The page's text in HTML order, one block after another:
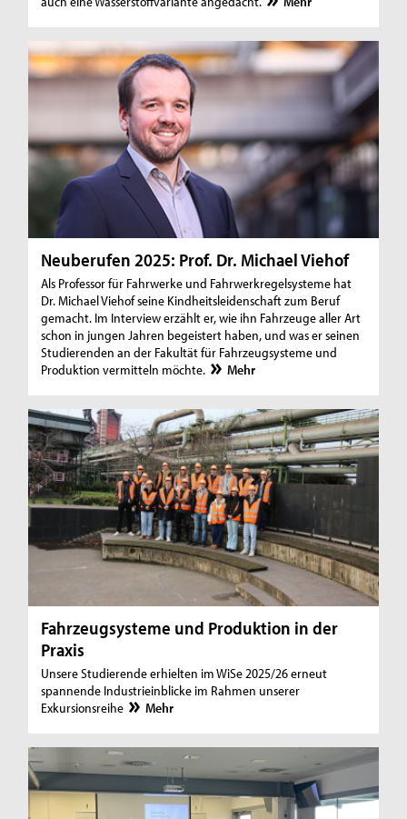
Neuberufen 2025: Prof. Dr. Michael Viehof
Als Professor für Fahrwerke und Fahrwerkregelsysteme hat
Dr. Michael Viehof seine Kindheitsleidenschaft zum Beruf
gemacht. Im Interview erzählt er, wie ihn Fahrzeuge aller Art
schon in jungen Jahren begeistert haben, und was er seinen
Studierenden an der Fakultät für Fahrzeugsysteme und
Produktion vermitteln möchte.
Mehr
Fahrzeugsysteme und Produktion in der
Praxis
Unsere Studierende erhielten im WiSe 2025/26 erneut
spannende Industrieinblicke im Rahmen unserer
Exkursionsreihe
Mehr